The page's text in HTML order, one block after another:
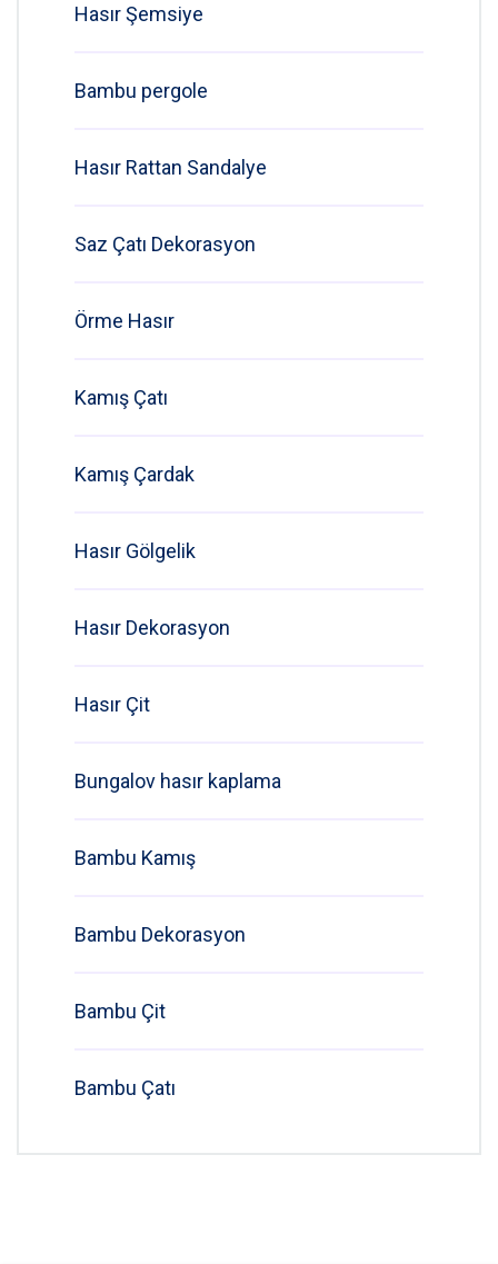
Hasır Şemsiye
Bambu pergole
Hasır Rattan Sandalye
Saz Çatı Dekorasyon
Örme Hasır
Kamış Çatı
Kamış Çardak
Hasır Gölgelik
Hasır Dekorasyon
Hasır Çit
Bungalov hasır kaplama
Bambu Kamış
Bambu Dekorasyon
Bambu Çit
Bambu Çatı